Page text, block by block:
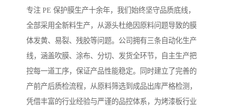
专注 PE 保护膜生产十余年，我们始终坚守品质底线，
全部采用全新料生产，从源头杜绝因原料问题导致的膜
体发黄、易裂、残胶等问题。公司拥有三条自动化生产
线，涵盖吹膜、涂布、分切、发货全环节，自主生产把
控每一道工序，保证产品性能稳定。同时建立了完善的
产前产后质检流程，从原料筛选到成品出库严格检测，
凭借丰富的行业经验与严谨的品控体系，为烤漆板行业